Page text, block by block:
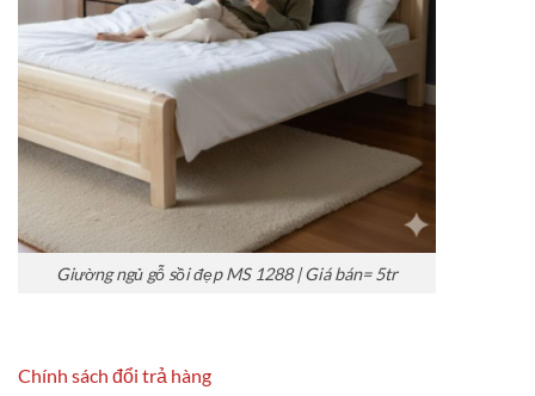
Giường ngủ gỗ sồi đẹp MS 1288 | Giá bán= 5tr
Chính sách đổi trả hàng